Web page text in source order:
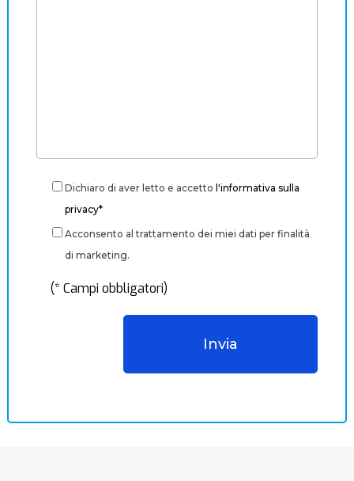
Dichiaro di aver letto e accetto l'informativa sulla
privacy*
Acconsento al trattamento dei miei dati per finalità
di marketing.
(* Campi obbligatori)